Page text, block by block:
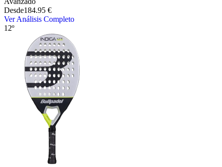
Desde184.95 €
Ver Análisis Completo
12º